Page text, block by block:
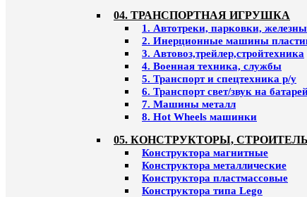
04. ТРАНСПОРТНАЯ ИГРУШКА
1. Автотреки, парковки,
2. Инерционные машины
3. Автовоз,трейлер,стройтехника
4. Военная техника, службы
5. Транспорт и спецтехника р/у
6. Транспорт свет/звук на
7. Машины металл
8. Hot Wheels машинки
05. КОНСТРУКТОРЫ,
Конструктора магнитные
Конструктора металлические
Конструктора пластмассовые
Конструктора типа Lego